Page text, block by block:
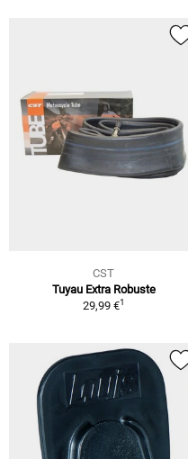
CST
Tuyau Extra Robuste
29,99 €1